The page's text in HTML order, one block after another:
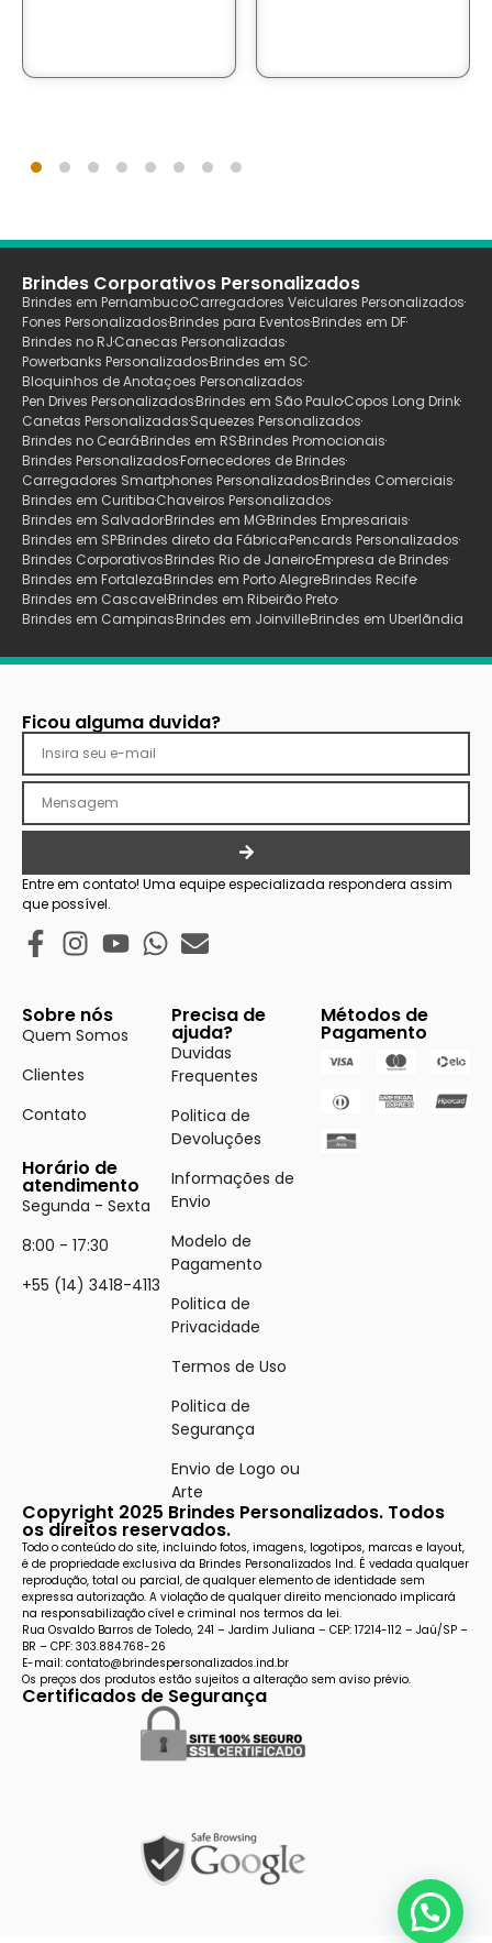
Brindes Corporativos Personalizados
Brindes em PernambucoCarregadores Veiculares Personalizados
Fones PersonalizadosBrindes para EventosBrindes em DF
Brindes no RJCanecas Personalizadas
Powerbanks PersonalizadosBrindes em SC
Bloquinhos de Anotaçoes Personalizados
Pen Drives PersonalizadosBrindes em São PauloCopos Long Drink
Canetas PersonalizadasSqueezes Personalizados
Brindes no CearáBrindes em RSBrindes Promocionais
Brindes PersonalizadosFornecedores de Brindes
Carregadores Smartphones PersonalizadosBrindes Comerciais
Brindes em CuritibaChaveiros Personalizados
Brindes em SalvadorBrindes em MGBrindes Empresariais
Brindes em SPBrindes direto da FábricaPencards Personalizados
Brindes CorporativosBrindes Rio de JaneiroEmpresa de Brindes
Brindes em FortalezaBrindes em Porto AlegreBrindes Recife
Brindes em CascavelBrindes em Ribeirão Preto
Brindes em CampinasBrindes em JoinvilleBrindes em Uberlãndia
Ficou alguma duvida?
Entre em contato! Uma equipe especializada respondera assim
que possível.
Sobre nós
Quem Somos
Clientes
Contato
Horário de
atendimento
Segunda - Sexta
8:00 - 17:30
+55 (14) 3418-4113
Precisa de
ajuda?
Duvidas
Frequentes
Politica de
Devoluções
Informações de
Envio
Modelo de
Pagamento
Politica de
Privacidade
Termos de Uso
Politica de
Segurança
Envio de Logo ou
Arte
Métodos de
Pagamento
Copyright 2025 Brindes Personalizados. Todos
os direitos reservados.
Todo o conteúdo do site, incluindo fotos, imagens, logotipos, marcas e layout,
é de propriedade exclusiva da Brindes Personalizados Ind. É vedada qualquer
reprodução, total ou parcial, de qualquer elemento de identidade sem
expressa autorização. A violação de qualquer direito mencionado implicará
na responsabilização cível e criminal nos termos da lei.
Rua Osvaldo Barros de Toledo, 241 – Jardim Juliana – CEP: 17214-112 – Jaú/SP –
BR – CPF: 303.884.768-26
E-mail: contato@brindespersonalizados.ind.br
Os preços dos produtos estão sujeitos a alteração sem aviso prévio.
Certificados de Segurança